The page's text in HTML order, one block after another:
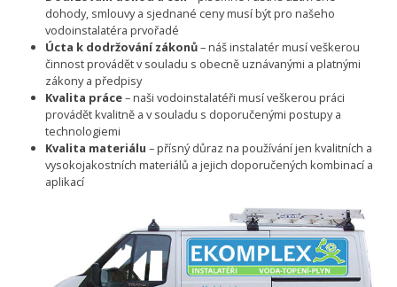
dohody, smlouvy a sjednané ceny musí být pro našeho
vodoinstalatéra prvořadé
Úcta k dodržování zákonů– náš instalatér musí veškerou
činnost provádět v souladu s obecně uznávanými a platnými
zákony a předpisy
Kvalita práce– naši vodoinstalatéři musí veškerou práci
provádět kvalitně a v souladu s doporučenými postupy a
technologiemi
Kvalita materiálu – přísný důraz na používání jen kvalitních a
vysokojakostních materiálů a jejich doporučených kombinací a
aplikací